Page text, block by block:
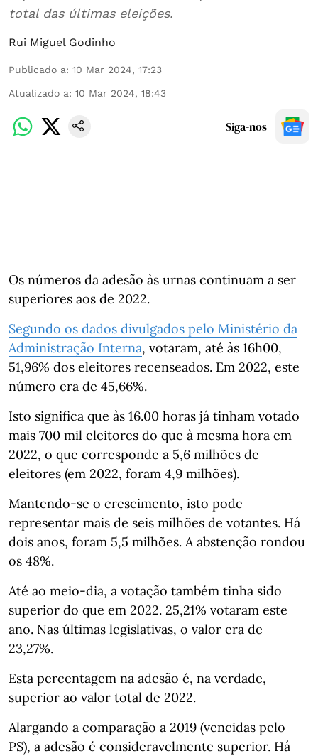
total das últimas eleições.
Rui Miguel Godinho
Publicado a: 10 Mar 2024, 17:23
Atualizado a: 10 Mar 2024, 18:43
Siga-nos
Os números da adesão às urnas continuam a ser
superiores aos de 2022.
Segundo os dados divulgados pelo Ministério da
Administração Interna, votaram, até às 16h00,
51,96% dos eleitores recenseados. Em 2022, este
número era de 45,66%.
Isto significa que às 16.00 horas já tinham votado
mais 700 mil eleitores do que à mesma hora em
2022, o que corresponde a 5,6 milhões de
eleitores (em 2022, foram 4,9 milhões).
Mantendo-se o crescimento, isto pode
representar mais de seis milhões de votantes. Há
dois anos, foram 5,5 milhões. A abstenção rondou
os 48%.
Até ao meio-dia, a votação também tinha sido
superior do que em 2022. 25,21% votaram este
ano. Nas últimas legislativas, o valor era de
23,27%.
Esta percentagem na adesão é, na verdade,
superior ao valor total de 2022.
Alargando a comparação a 2019 (vencidas pelo
PS), a adesão é consideravelmente superior. Há